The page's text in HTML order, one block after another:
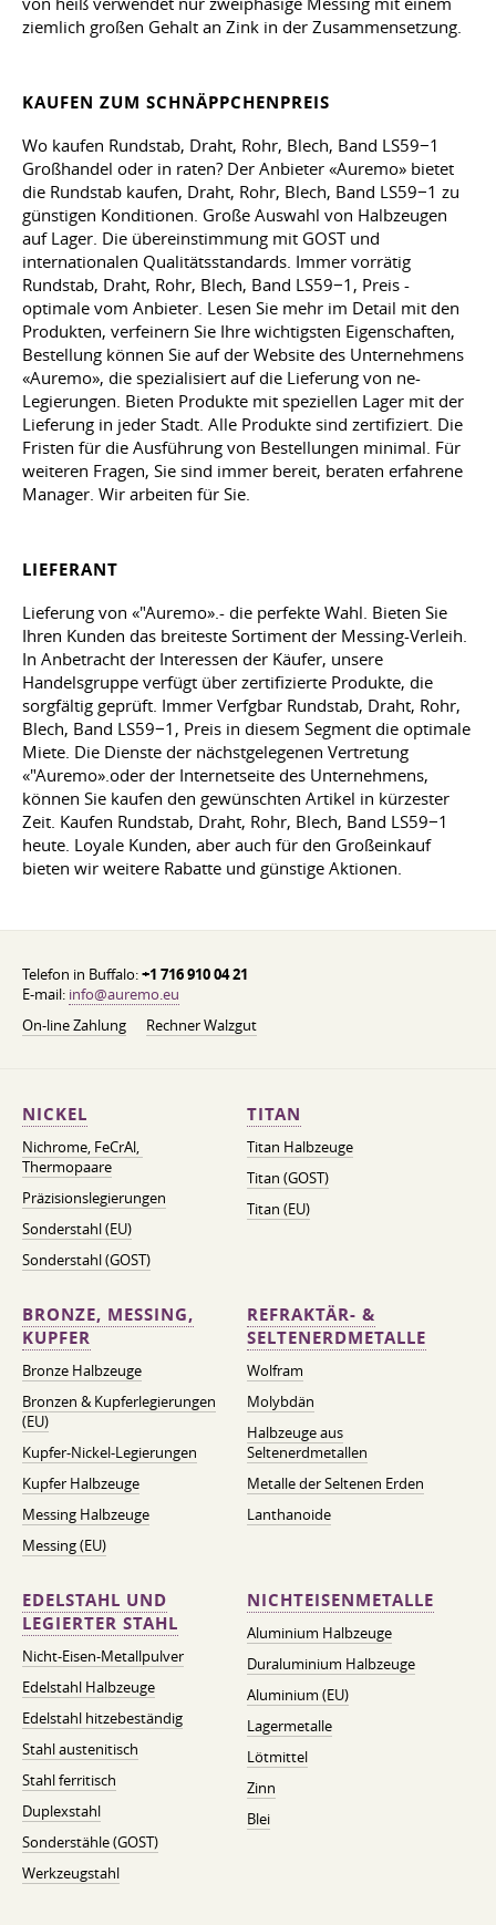
ziemlich großen Gehalt an Zink in der Zusammensetzung.
KAUFEN ZUM SCHNÄPPCHENPREIS
Wo kaufen Rundstab, Draht, Rohr, Blech, Band LS59−1
Großhandel oder in raten? Der Anbieter «Auremo» bietet
die Rundstab kaufen, Draht, Rohr, Blech, Band LS59−1 zu
günstigen Konditionen. Große Auswahl von Halbzeugen
auf Lager. Die übereinstimmung mit GOST und
internationalen Qualitätsstandards. Immer vorrätig
Rundstab, Draht, Rohr, Blech, Band LS59−1, Preis -
optimale vom Anbieter. Lesen Sie mehr im Detail mit den
Produkten, verfeinern Sie Ihre wichtigsten Eigenschaften,
Bestellung können Sie auf der Website des Unternehmens
«Auremo», die spezialisiert auf die Lieferung von ne-
Legierungen. Bieten Produkte mit speziellen Lager mit der
Lieferung in jeder Stadt. Alle Produkte sind zertifiziert. Die
Fristen für die Ausführung von Bestellungen minimal. Für
weiteren Fragen, Sie sind immer bereit, beraten erfahrene
Manager. Wir arbeiten für Sie.
LIEFERANT
Lieferung von «"Auremo».- die perfekte Wahl. Bieten Sie
Ihren Kunden das breiteste Sortiment der Messing-Verleih.
In Anbetracht der Interessen der Käufer, unsere
Handelsgruppe verfügt über zertifizierte Produkte, die
sorgfältig geprüft. Immer Verfgbar Rundstab, Draht, Rohr,
Blech, Band LS59−1, Preis in diesem Segment die optimale
Miete. Die Dienste der nächstgelegenen Vertretung
«"Auremo».oder der Internetseite des Unternehmens,
können Sie kaufen den gewünschten Artikel in kürzester
Zeit. Kaufen Rundstab, Draht, Rohr, Blech, Band LS59−1
heute. Loyale Kunden, aber auch für den Großeinkauf
bieten wir weitere Rabatte und günstige Aktionen.
Telefon in Buffalo:+1 716 910 04 21
E-mail: info@auremo.eu
On-line Zahlung
Rechner Walzgut
NICKEL
Nichrome, FeСrAl, ​​
Thermopaare
Präzisionslegierungen
Sonderstahl (EU)
Sonderstahl (GOST)
TITAN
Titan Halbzeuge
Titan (GOST)
Titan (EU)
BRONZE, MESSING,
KUPFER
Bronze Halbzeuge
Bronzen & Kupferlegierungen
(EU)
Kupfer-Nickel-Legierungen
Kupfer Halbzeuge
Messing Halbzeuge
Messing (EU)
REFRAKTÄR- &
SELTENERDMETALLE
Wolfram
Molybdän
Halbzeuge aus
Seltenerdmetallen
Metalle der Seltenen Erden
Lanthanoide
EDELSTAHL UND
LEGIERTER STAHL
Nicht-Eisen-Metallpulver
Edelstahl Halbzeuge
Edelstahl hitzebeständig
Stahl austenitisch
Stahl ferritisch
Duplexstahl
Sonderstähle (GOST)
Werkzeugstahl
NICHTEISENMETALLE
Aluminium Halbzeuge
Duraluminium Halbzeuge
Aluminium (EU)
Lagermetalle
Lötmittel
Zinn
Blei